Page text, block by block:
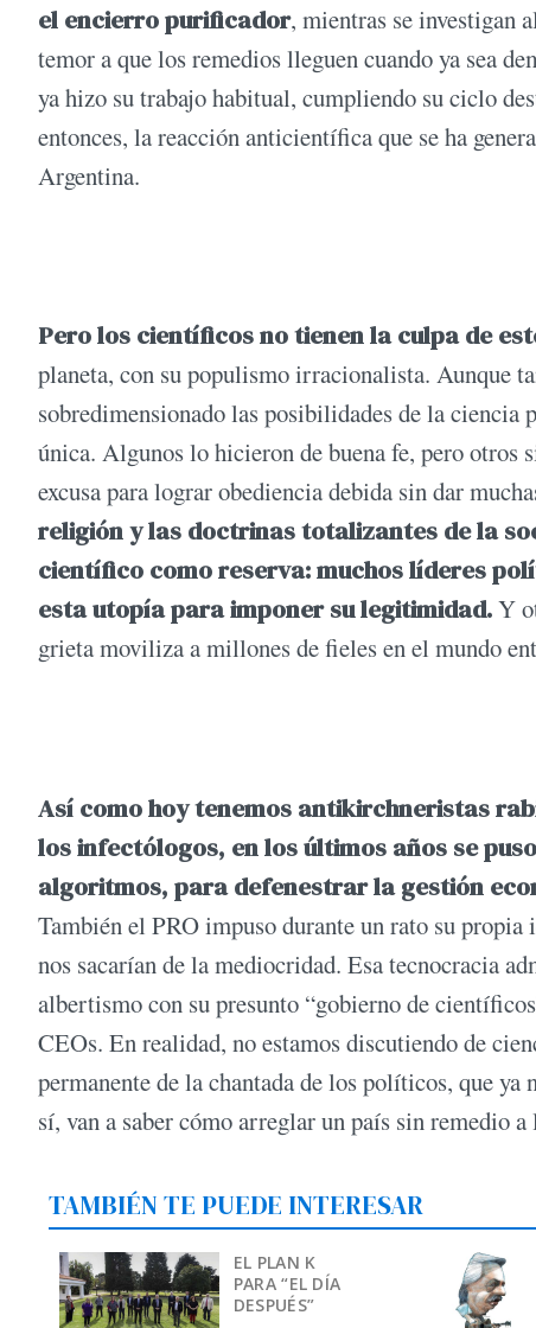
el encierro purificador, mientras se investigan
temor a que los remedios lleguen cuando ya sea
ya hizo su trabajo habitual, cumpliendo su ciclo
entonces, la reacción anticientífica que se ha
Argentina.
Pero los científicos no tienen la culpa de
planeta, con su populismo irracionalista. Aunque
sobredimensionado las posibilidades de la
única. Algunos lo hicieron de buena fe, pero otros
excusa para lograr obediencia debida sin dar
religión y las doctrinas totalizantes de la
científico como reserva: muchos líderes
esta utopía para imponer su legitimidad.Y
grieta moviliza a millones de fieles en el mundo
Así como hoy tenemos antikirchneristas
los infectólogos, en los últimos años se
algoritmos, para defenestrar la gestión
También el PRO impuso durante un rato su
nos sacarían de la mediocridad. Esa tecnocracia
albertismo con su presunto “gobierno de
CEOs. En realidad, no estamos discutiendo de
permanente de la chantada de los políticos, que ya
sí, van a saber cómo arreglar un país sin remedio a
TAMBIÉN TE PUEDE INTERESAR
EL PLAN K
PARA “EL DÍA
DESPUÉS”